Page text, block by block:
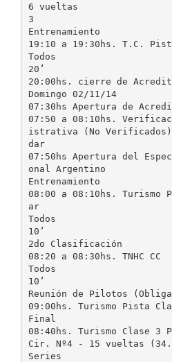
6 vueltas
3
Entrenamiento
19:10 a 19:30hs. T.C.
Todos
20’
20:00hs. cierre de
Domingo 02/11/14
07:30hs Apertura de
07:50 a 08:10hs.
istrativa (No Verificados)
dar
07:50hs Apertura del
onal Argentino
Entrenamiento
08:00 a 08:10hs. Turismo
ar
Todos
10’
2do Clasificación
08:20 a 08:30hs. TNHC CC
Todos
10’
Reunión de Pilotos
09:00hs. Turismo Pista
Final
08:40hs. Turismo Clase 3
Cir. Nº4 - 15 vueltas
Series